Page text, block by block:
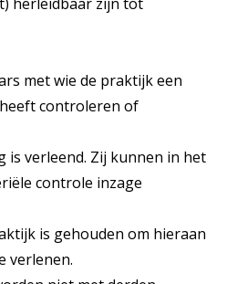
met wie de praktijk een
controleren of
is verleend. Zij kunnen in het
controle inzage
is gehouden om hieraan
verlenen.